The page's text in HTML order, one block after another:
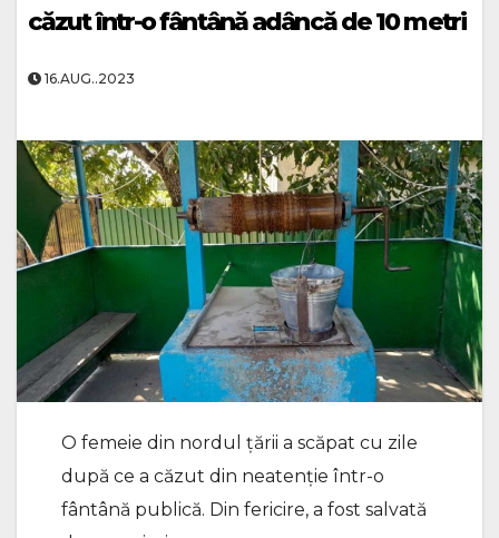
căzut într-o fântână adâncă de 10 metri
16.AUG..2023
O femeie din nordul țării a scăpat cu zile
după ce a căzut din neatenție într-o
fântână publică. Din fericire, a fost salvată